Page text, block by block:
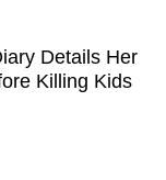
Details Her
Killing Kids